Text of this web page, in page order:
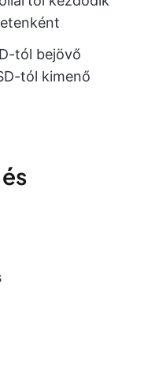
tól bejövő
tól kimenő